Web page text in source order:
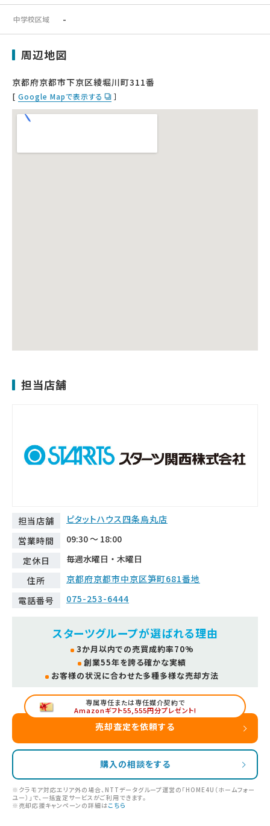
中学校区域 -
周辺地図
京都府京都市下京区綾堀川町311番
[ Google Mapで表示する ］
担当店舗
担当店舗
ピタットハウス四条烏丸店
営業時間
09:30 ～ 18:00
定休日
毎週水曜日・木曜日
住所
京都府京都市中京区笋町681番地
電話番号
075-253-6444
スターツグループが選ばれる理由
3か月以内での売買成約率70%
創業55年を誇る確かな実績
お客様の状況に合わせた多種多様な売却方法
専属専任または専任媒介契約で
Amazonギフト55,555円分プレゼント!
売却査定を依頼する
購入の相談をする
※クラモア対応エリア外の場合、NTTデータグループ運営の「HOME4U（ホームフォー
ユー）」で、一括査定サービスがご利用できます。
※売却応援キャンペーンの詳細はこちら